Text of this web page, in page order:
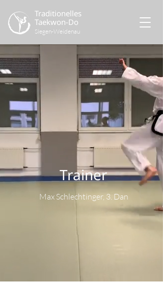
Traditionelles
Taekwon-Do
Siegen-Weidenau
Trainer
Max Schlechtinger, 3. Dan